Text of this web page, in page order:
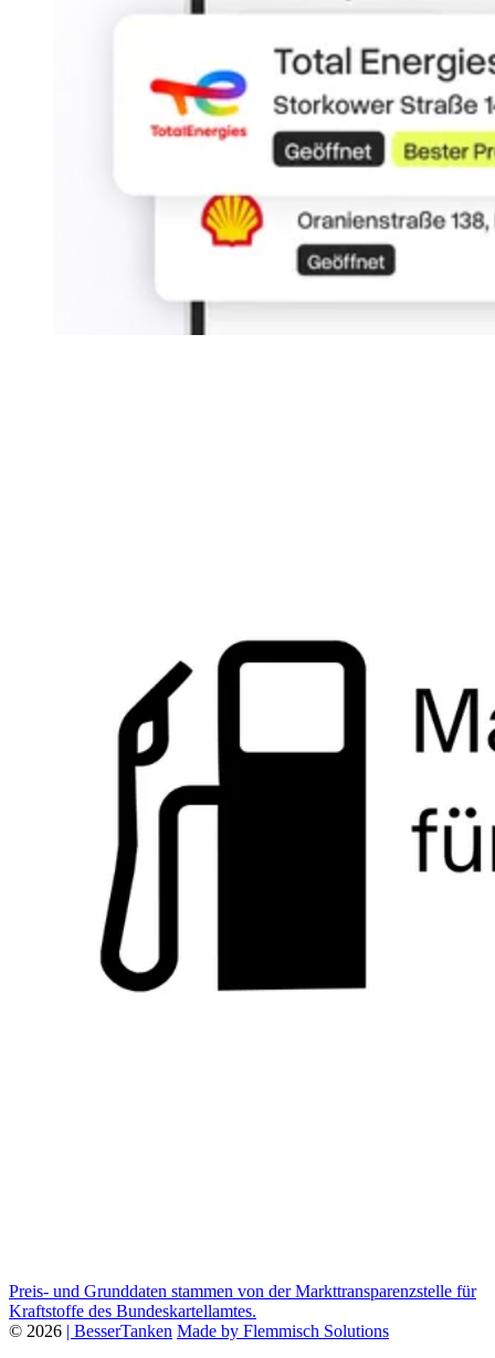
Preis- und Grunddaten stammen von der Markttransparenzstelle für
Kraftstoffe des Bundeskartellamtes.
© 2026 | BesserTanken Made by Flemmisch Solutions